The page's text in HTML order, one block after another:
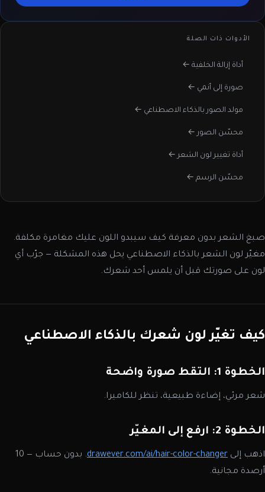
صبغ الشعر بدون معرفة كيف سيبدو اللون عليك مغامرة مكلفة.
مغيّر لون الشعر بالذكاء الاصطناعي يحل هذه المشكلة — جرّب أي
لون على صورتك قبل أن يلمس أحد شعرك.
كيف تغيّر لون شعرك بالذكاء الاصطناعي
الخطوة 1: التقط صورة واضحة
شعر مرئي، إضاءة طبيعية، تنظر للكاميرا.
الخطوة 2: ارفع إلى المغيّر
اذهب إلى drawever.com/ai/hair-color-changer
. بدون حساب — 10
أرصدة مجانية.
الأدوات ذات الصلة
أداة إزالة الخلفية ←
صورة إلى أنمي ←
مولد الصور بالذكاء الاصطناعي ←
محسّن الصور ←
أداة تغيير لون الشعر ←
محسّن الرسم ←